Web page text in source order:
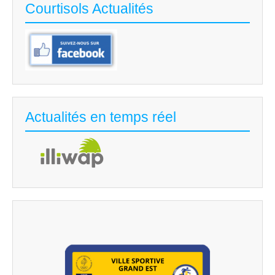
Courtisols Actualités
Actualités en temps réel